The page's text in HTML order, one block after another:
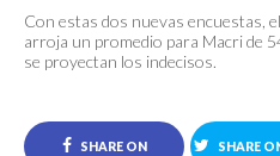
Con estas dos nuevas encuestas,
arroja un promedio para Macri de
se proyectan los indecisos.
SHARE ON SHARE